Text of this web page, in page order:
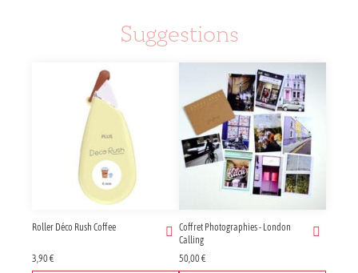
Suggestions
Roller Déco Rush Coffee
3,90€
Coffret Photographies - London
Calling
50,00€